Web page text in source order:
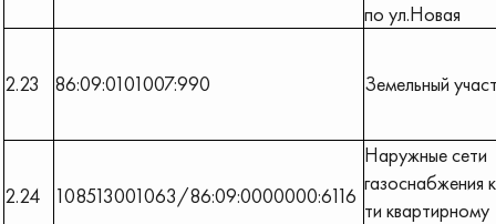
по ул.Новая
2.23 86:09:0101007:990 Земельный
2.24 108513001063/86:09:0000000:6116
Наружные сети
газоснабжения
ти квартирному